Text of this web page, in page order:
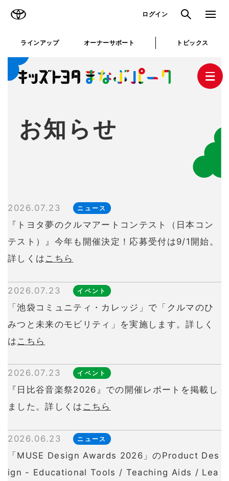
ログイン 検索 メニュ
ラインアップ オーナーサポート トピックス
キッズトヨタまなぶパークとは
活動紹介
コンテンツ紹介
お知らせ
2026.07.23 ニュース
『トヨタ夢のクルマアートコンテスト（日本コン
テスト）』今年も開催決定！応募受付は9/1開始。
詳しくは こちら
2026.07.23 イベント
「池袋コミュニティ・カレッジ」で「クルマのひ
みつと未来のモビリティ」を実施します。詳しく
は こちら
2026.07.23 イベント
『日比谷音楽祭2026』での開催レポートを掲載し
ました。詳しくは こちら
2026.06.23 ニュース
「MUSE Design Awards 2026」のProduct Des
ign - Educational Tools / Teaching Aids / Lea